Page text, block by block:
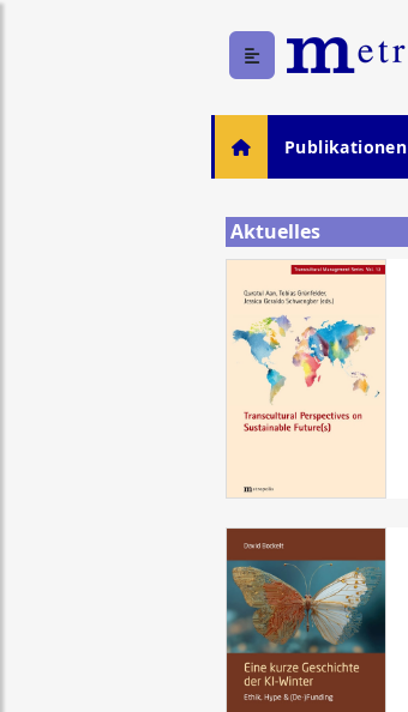
Publikationen
Aktuelles